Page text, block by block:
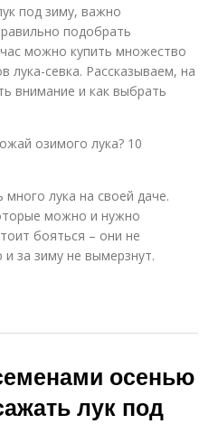
под зиму, важно
подобрать
можно купить множество
лука-севка. Рассказываем, на
внимание и как выбрать
озимого лука? 10
лука на своей даче.
можно и нужно
бояться – они не
за зиму не вымерзнут.
осенью
лук под